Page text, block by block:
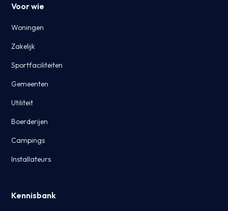
Voor wie
Woningen
Zakelijk
Sportfaciliteiten
Gemeenten
Utiliteit
Boerderijen
Campings
Installateurs
Kennisbank